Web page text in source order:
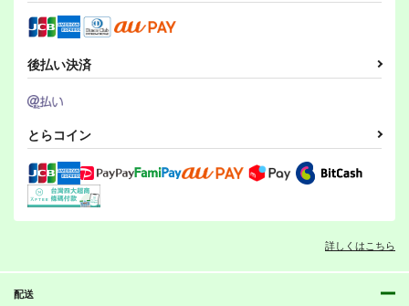
後払い決済
とらコイン
詳しくはこちら
配送